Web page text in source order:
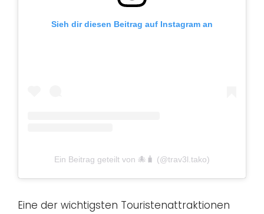
Sieh dir diesen Beitrag auf Instagram an
Ein Beitrag geteilt von 🐙🧳 (@trav3l.tako)
Eine der wichtigsten Touristenattraktionen